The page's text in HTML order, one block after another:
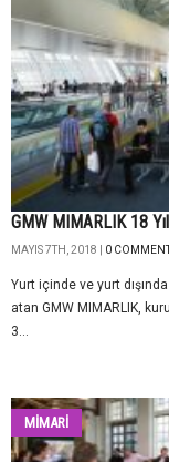
GMW MIMARLIK 18
MAYIS 7TH, 2018 | 0
Yurt içinde ve yurt
atan GMW MIMARLIK,
3...
MİMARİ